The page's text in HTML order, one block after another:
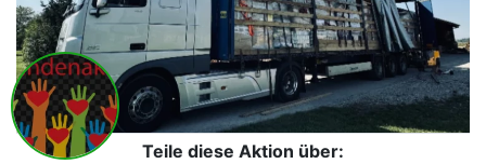
Teile diese Aktion über: